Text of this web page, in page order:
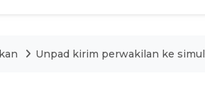
Unpad kirim perwakilan ke